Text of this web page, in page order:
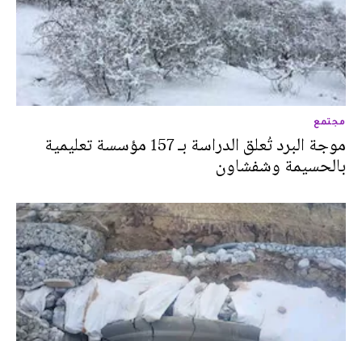
مجتمع
موجة البرد تُعلق الدراسة بـ 157 مؤسسة تعليمية
بالحسيمة وشفشاون